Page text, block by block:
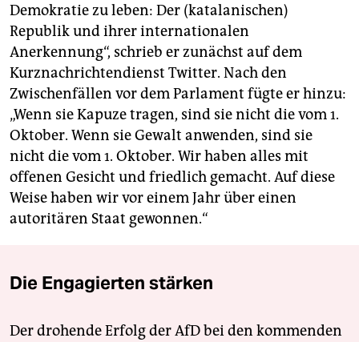
Demokratie zu leben: Der (katalanischen)
Republik und ihrer internationalen
Anerkennung“, schrieb er zunächst auf dem
Kurznachrichtendienst Twitter. Nach den
Zwischenfällen vor dem Parlament fügte er hinzu:
„Wenn sie Kapuze tragen, sind sie nicht die vom 1.
Oktober. Wenn sie Gewalt anwenden, sind sie
nicht die vom 1. Oktober. Wir haben alles mit
offenen Gesicht und friedlich gemacht. Auf diese
Weise haben wir vor einem Jahr über einen
autoritären Staat gewonnen.“
Die Engagierten stärken
Der drohende Erfolg der AfD bei den kommenden